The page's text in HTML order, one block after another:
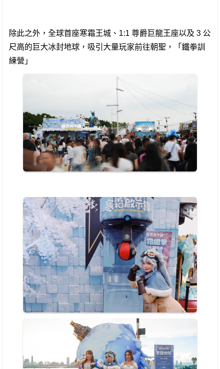
除此之外，全球首座寒霜王城、1:1 尊爵巨龍王座以及 3 公
尺高的巨大冰封地球，吸引大量玩家前往朝聖，「鐵拳訓
練營」